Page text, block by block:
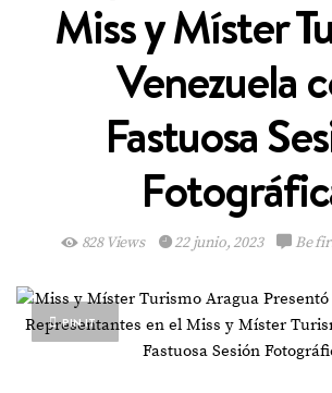
Miss y Míster
Venezuela
Fastuosa
828 Views 22 junio, 2023 Be
PIN IT